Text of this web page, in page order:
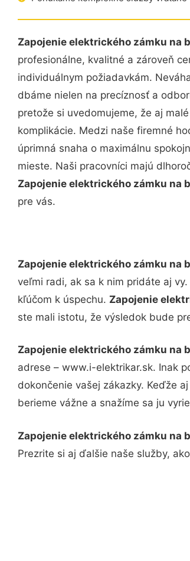
Zapojenie elektrického zámku na
profesionálne, kvalitné a zároveň
individuálnym požiadavkám.
dbáme nielen na precíznosť a
pretože si uvedomujeme, že aj
komplikácie. Medzi naše firemné
úprimná snaha o maximálnu
mieste. Naši pracovníci majú
Zapojenie elektrického zámku na
pre vás.
Zapojenie elektrického zámku na
veľmi radi, ak sa k nim pridáte aj
kľúčom k úspechu. Zapojenie
ste mali istotu, že výsledok bude
Zapojenie elektrického zámku na
adrese – www.i-elektrikar.sk. Inak
dokončenie vašej zákazky. Keďže
berieme vážne a snažíme sa ju
Zapojenie elektrického zámku na
Prezrite si aj ďalšie naše služby,